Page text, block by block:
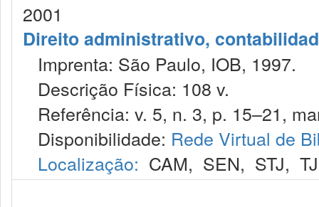
2001
Direito administrativo,
Imprenta: São Paulo, IOB, 1997.
Descrição Física: 108 v.
Referência: v. 5, n. 3, p. 15–21,
Disponibilidade: Rede Virtual de
Localização: CAM, SEN, STJ,